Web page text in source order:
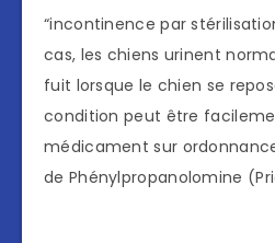
“incontinence par
cas, les chiens urinent
fuit lorsque le chien se
condition peut être
médicament sur
de Phénylpropanolomine